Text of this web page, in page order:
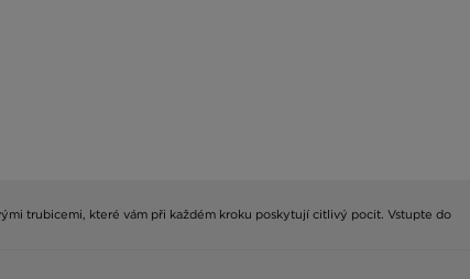
trubicemi, které vám při každém kroku poskytují citlivý pocit. Vstupte do